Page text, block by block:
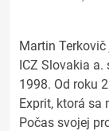
Martin
ICZ Slovakia a.
1998. Od roku
Exprit, ktorá sa
Počas svojej